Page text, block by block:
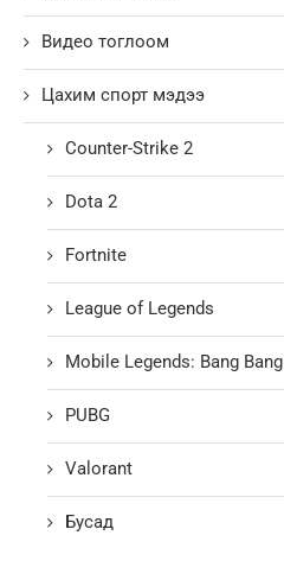
Видео тоглоом
Цахим спорт мэдээ
Counter-Strike 2
Dota 2
Fortnite
League of Legends
Mobile Legends: Bang Bang
PUBG
Valorant
Бусад